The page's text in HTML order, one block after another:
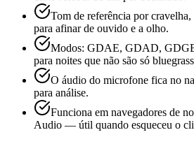
Tom de referência por
para afinar de ouvido e a olho.
Modos: GDAE, GDAD,
para noites que não são só
O áudio do microfone fica no
para análise.
Funciona em navegadores de
Audio — útil quando esqueceu o